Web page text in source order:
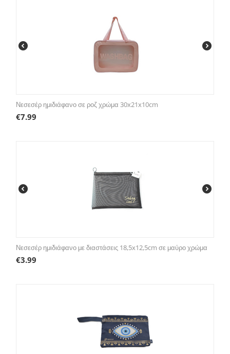
Νεσεσέρ ημιδιάφανο σε ροζ χρώμα 30x21x10cm
€7.99
Νεσεσέρ ημιδιάφανο με διαστάσεις 18,5x12,5cm σε μαύρο χρώμα
€3.99